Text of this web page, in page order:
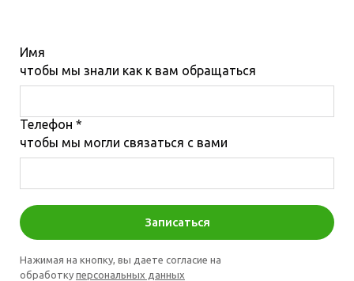
Имя
чтобы мы знали как к вам обращаться
Телефон *
чтобы мы могли связаться с вами
Записаться
Нажимая на кнопку, вы даете согласие на
обработку персональных данных